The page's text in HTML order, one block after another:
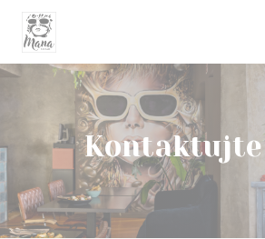
Panel pro správu cookies
Kontaktujte